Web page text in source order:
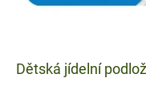
Dětská jídelní